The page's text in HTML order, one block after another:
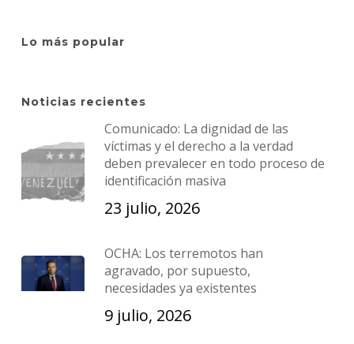
Lo más popular
Noticias recientes
Comunicado: La dignidad de las
víctimas y el derecho a la verdad
deben prevalecer en todo proceso de
identificación masiva
23 julio, 2026
OCHA: Los terremotos han
agravado, por supuesto,
necesidades ya existentes
9 julio, 2026